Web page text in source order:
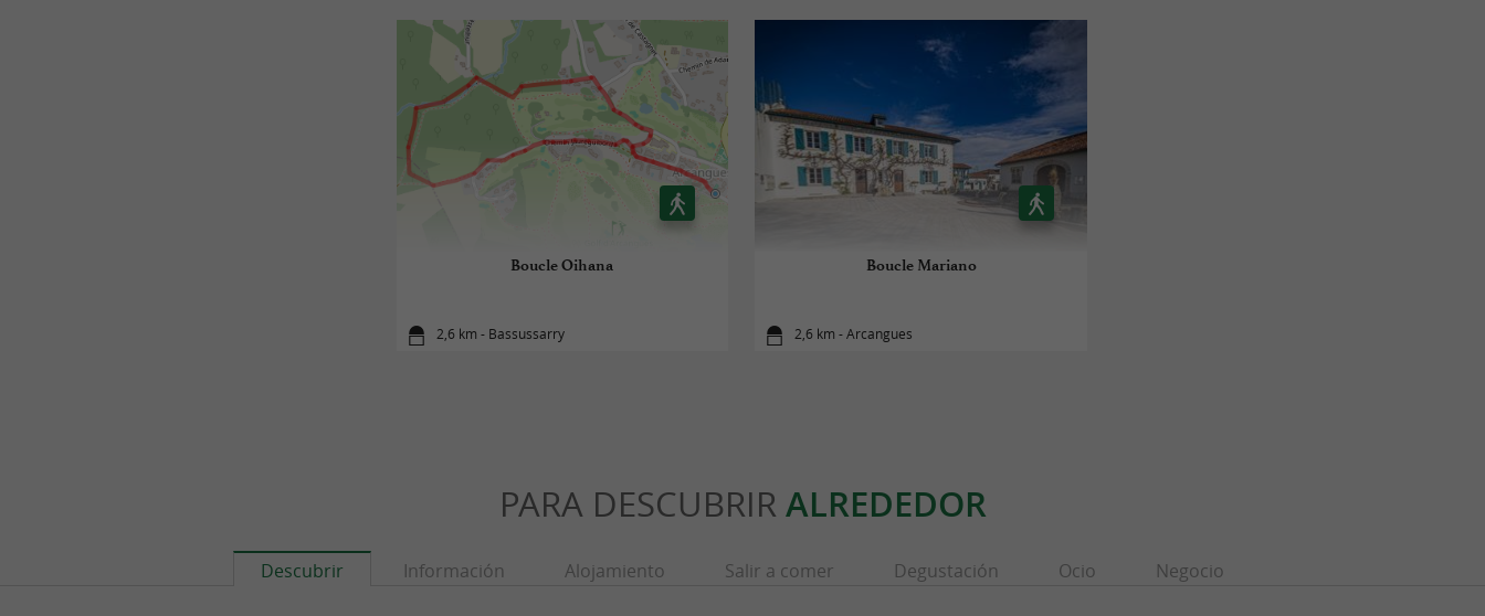
Boucle Oihana
2,6 km - Bassussarry
Boucle Mariano
2,6 km - Arcangues
PARA DESCUBRIR ALREDEDOR
Descubrir Información Alojamiento Salir a comer Degustación Ocio Negocio